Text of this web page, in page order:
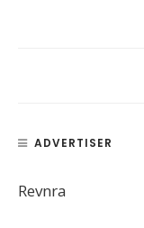
ADVERTISER
Revnra